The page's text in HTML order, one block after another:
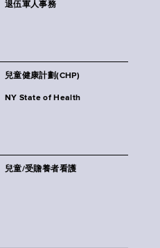
退伍軍人事務
兒童健康計劃(CHP)
NY State of Health
兒童/受贍養者看護